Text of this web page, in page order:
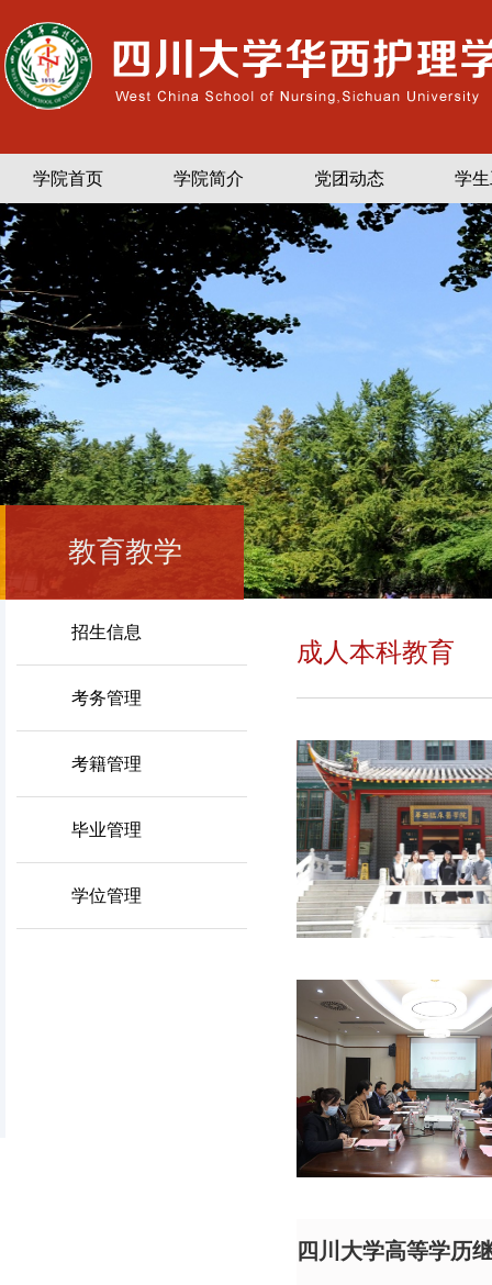
学院首页 学院简介 党团动态 学
教育教学
成人本科教育
四川大学高等学历
招生信息
考务管理
考籍管理
毕业管理
学位管理